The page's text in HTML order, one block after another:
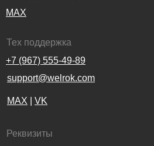
Тех поддержка
+7 (967) 555-49-89
support@welrok.com
Реквизиты
MAX VK
MAX